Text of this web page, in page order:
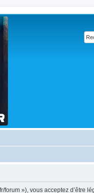
»), vous acceptez d’être